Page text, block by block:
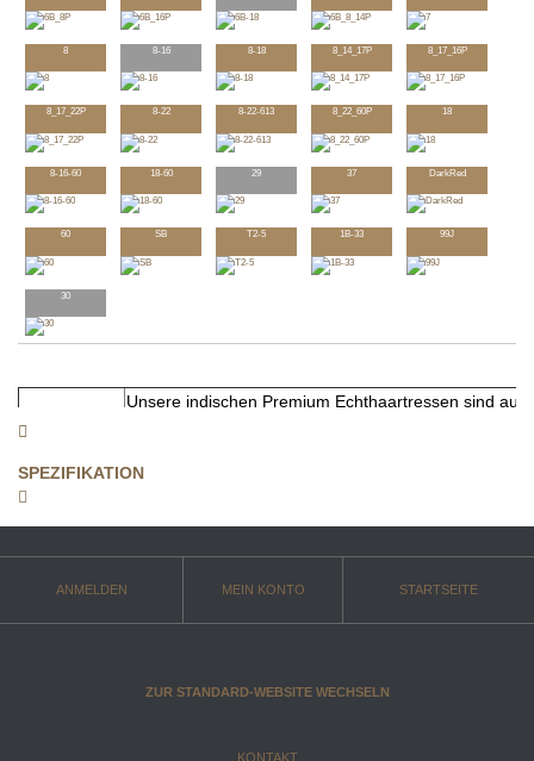
8 8-16 8-18 8_14_17P 8_17_16P
8_17_22P 8-22 8-22-613 8_22_60P 18
8-16-60 18-60 29 37 DarkRed
60 SB T2-5 1B-33 99J
30
Style:
Unsere indischen Premium Echthaartressen sind aus
Dadurch ist ein lang anhaltender Glanz
Die Haare werden in der natürlichen Wuchsrichtung
im Bündel belassen und weiter verarbeitet. Die
weitestgehend durch eine schonende Reinigung und
SPEZIFIKATION
ANMELDEN MEIN KONTO STARTSEITE
ZUR STANDARD-WEBSITE WECHSELN
KONTAKT